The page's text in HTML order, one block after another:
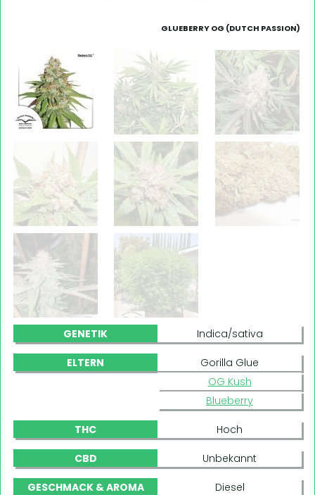
GLUEBERRY OG (DUTCH PASSION)
GENETIK Indica/sativa
ELTERN
Gorilla Glue
OG Kush
Blueberry
THC Hoch
CBD Unbekannt
GESCHMACK & AROMA
Diesel